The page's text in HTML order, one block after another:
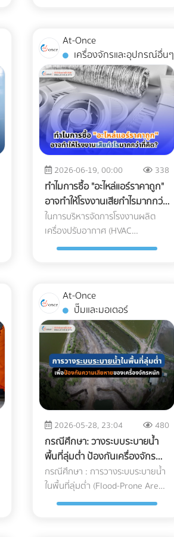
บาง ถือเป็นการรับความเสี่ยงที่ได้ไม่
คุ้มเสีย นี่คือ 3 ปัญหาหลักที่มักทำให้
อุปกรณ์พังจากภายใน: แรงสั่น
สะเทือน (Vibration & Micro-
shocks): เลนส์ เลเซอร์ และเซนเซอร์
ภายในอุปกรณ์มีความเปราะบางสูง
มาก แรงสั่นสะเทือนจากพื้นถนนที่ไม่
ราบเรียบสม่ำเสมอ สามารถทำให้
แผงวงจรหลวม หรือระบบเซนเซอร์
รวนได้โดยที่ภายนอกยังดูปกติ
สมบูรณ์ การเปลี่ยนแปลงอุณหภูมิ
และความชื้น (Temperature &
Humidity Excursions): อุปกรณ์
อิเล็กทรอนิกส์ทางการแพทย์หลาย
ชนิดมีข้อกำหนดเรื่องอุณหภูมิที่
ชัดเจน การอยู่ในตู้ขนส่งที่ร้อนอบอ้า
ไฟฟ้าลัดวงจรเมื่อเปิดใช้งาน การ
เอียงและการกระแทก (Tilt & Drop):
เครื่องมือขนาดใหญ่บางชนิดถูกระบุ
ไว้ในคู่มือวิศวกรรมเลยว่า "ห้าม
เอียงเกินกี่องศา" การใช้พนักงานยก
ของ (Porter) ทั่วไปที่ไม่มีความ
เชี่ยวชาญ อาจทำให้สารทำความเย็น
รั่วไหล หรือแกนกลไกภายในเครื่อง
มือเสียสมดุลไปตลอดกาล
มาตรฐาน Logistics แบบไหนที่
ธุรกิจเครื่องมือแพทย์ต้องมองหา?
ผู้ให้บริการขนส่ง (3PL) ระดับ
พรีเมียมที่จะมาดูแลสินค้าหลักล้าน
ของคุณ ควรต้องมีคุณสมบัติและ
เทคโนโลยีที่ออกแบบมาเพื่อการ
แพทย์โดยเฉพาะ ดังนี้: รถขนส่งระบบ
ทิ้งร้างให้ฝุ่นเกาะ สามารถพลิกโฉม
เป็นจุดขายหลัก (Highlight) ที่ดึงดูด
ลูกค้าและสร้างมูลค่าเพิ่มให้กับธุรกิจ
ได้อย่างมหาศาล แต่การเสกพื้นที่
เปิดโล่งให้กลายเป็น Rooftop สุดปัง
นั้น ไม่ได้มีแค่เรื่องของการเลือก
เฟอร์นิเจอร์สวยๆ หรือจัดแสงไฟให้
ถ่ายรูปออกมาดูดีเท่านั้น หากคุณ
สุด นี่คือข้อควรรู้สำคัญที่คุณต้อง
เช็กให้ชัวร์ก่อนที่งบประมาณจะบาน
ปลาย 1. โครงสร้างอาคารเดิมรับน้ำ
หนักไหวหรือไม่? (Structural Load)
สิ่งแรกที่ต้องคำนึงถึงคือ "ความแข็ง
แรงของโครงสร้าง" ดาดฟ้าตึกแถว
แท็งก์น้ำเท่านั้น ไม่ได้เผื่อสำหรับการ
รับน้ำหนักของกระถางต้นไม้ขนาด
ใหญ่ ดินอุ้มน้ำ พื้นไม้เทียม หรือ
จำนวนคนที่ขึ้นไปรวมตัวกันหนาแน่น
สิ่งที่ต้องทำ: ควรปรึกษาวิศวกร
โครงสร้างเพื่อประเมินความสามารถ
ในการรับน้ำหนัก (Live Load และ
Dead Load) ก่อนตัดสินใจเทปูนเพิ่ม
หรือนำของหนักขึ้นไปติดตั้ง เพื่อ
ป้องกันอันตรายจากโครงสร้างทรุด
ตัว 2. กฎหมายอาคารและทางหนีไฟ
(Safety Regulations) การเปลี่ยน
พื้นที่ดาดฟ้าให้เป็นพื้นที่สาธารณะที่
มีคนใช้งานจำนวนมาก ต้องคำนึง
ถึงกฎหมายควบคุมอาคารอย่าง
เคร่งครัด สิ่งที่ต้องทำ: ตรวจสอบ
At-Once
เครื่องจักรและอุปกรณ์อื่นๆ
2026-06-19, 00:00 338
ทำไมการซื้อ "อะไหล่แอร์ราคาถูก"
อาจทำให้โรงงานเสียกำไรมากกว่า
ที่คิด?
ในการบริหารจัดการโรงงานผลิต
เครื่องปรับอากาศ (HVAC
Manufacturing) ตัวชี้วัดสำคัญที่
ต้นให้กับองค์กร การมองหา
ซัพพลายเออร์ที่เสนอราคา "ชิ้นส่วน
อะไหล่ (AC Parts)" ได้ถูกที่สุด จึงดู
เหมือนจะเป็นทางออกที่สมเหตุสม
ผล... แต่ในโลกของการผลิตระดับ
อุตสาหกรรม การตัดสินใจด้วย
"ราคาป้าย" เพียงอย่างเดียว อาจนำ
มาซึ่ง "ต้นทุนแฝง (Hidden Costs)"
มหาศาลที่กัดกินกำไรของบริษัทใน
ระยะยาวโดยที่คุณไม่รู้ตัว 3 ต้นทุน
แฝงสุดอันตราย จากการใช้อะไหล่
แอร์ที่ไม่ได้มาตรฐาน การประกอบ
เครื่องปรับอากาศหนึ่งเครื่อง
ประกอบไปด้วยชิ้นส่วนกลไก
(Mechanical Parts) ที่ต้องทนต่อ
At-Once
ปั๊มและมอเตอร์
2026-05-28, 23:04 480
กรณีศึกษา: วางระบบระบายน้ำ
พื้นที่ลุ่มต่ำ ป้องกันเครื่องจักร
หนักเสียหายจากน้ำท่วม
กรณีศึกษา : การวางระบบระบายน้ำ
ในพื้นที่ลุ่มต่ำ (Flood-Prone Area)
เพื่อป้องกันความเสียหายของ